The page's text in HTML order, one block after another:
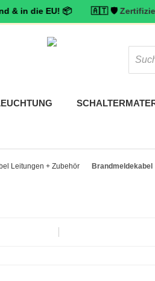
die EU! 📦 🇦🇹 🛡️ Zertifizierter
Leitungen + Zubehör Brandmeldekabel